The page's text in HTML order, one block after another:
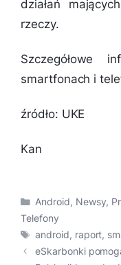
działań
rzeczy.
Szczegółowe
smartfonach i
źródło: UKE
Kan
Kategorie
Android, Newsy,
Telefony
Tagi
android, raport,
eSkarbonki